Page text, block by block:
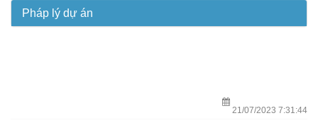
Pháp lý dự án
21/07/2023 7:31:44